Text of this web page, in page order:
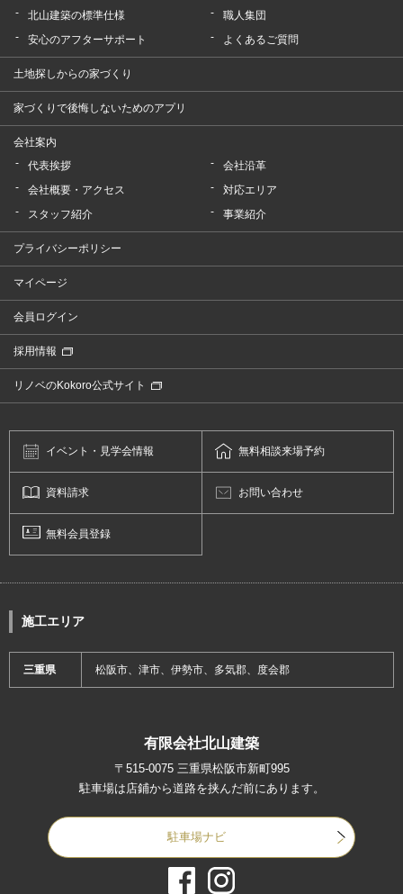
北山建築の標準仕様
職人集団
安心のアフターサポート
よくあるご質問
土地探しからの家づくり
家づくりで後悔しないためのアプリ
会社案内
代表挨拶
会社沿革
会社概要・アクセス
対応エリア
スタッフ紹介
事業紹介
プライバシーポリシー
マイページ
会員ログイン
採用情報
リノベのKokoro公式サイト
イベント・ 見学会情報 無料相談来場予約
資料請求 お問い合わせ
無料会員登録
施工エリア
三重県 松阪市、津市、伊勢市、多気郡、度会郡
有限会社北山建築
〒515-0075 三重県松阪市新町995
駐車場は店鋪から道路を挟んだ前にあります。
駐車場ナビ